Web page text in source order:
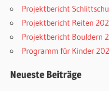
Projektbericht
Projektbericht Reiten
Projektbericht Bouldern
Programm für Kinder
Neueste Beiträge